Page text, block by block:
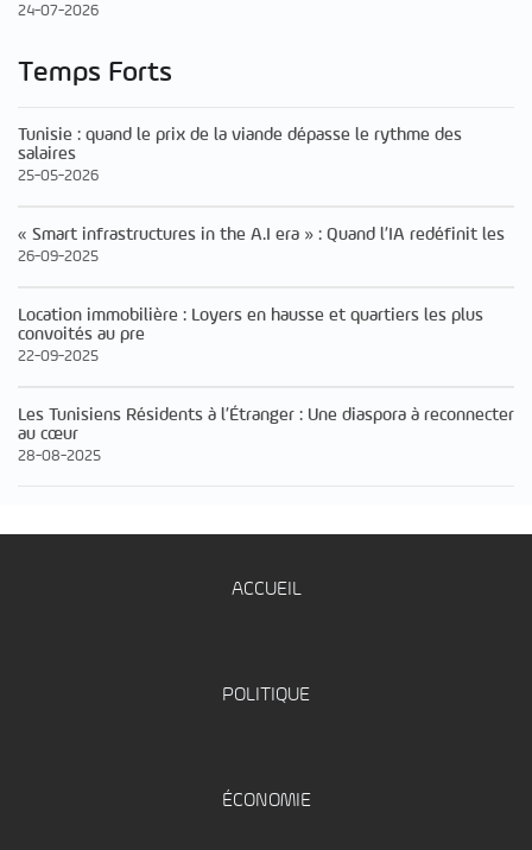
24-07-2026
Temps Forts
Tunisie : quand le prix de la viande dépasse le rythme des
salaires
25-05-2026
« Smart infrastructures in the A.I era » : Quand l’IA redéfinit les
26-09-2025
Location immobilière : Loyers en hausse et quartiers les plus
convoités au pre
22-09-2025
Les Tunisiens Résidents à l’Étranger : Une diaspora à reconnecter
au cœur
28-08-2025
ACCUEIL
POLITIQUE
ÉCONOMIE